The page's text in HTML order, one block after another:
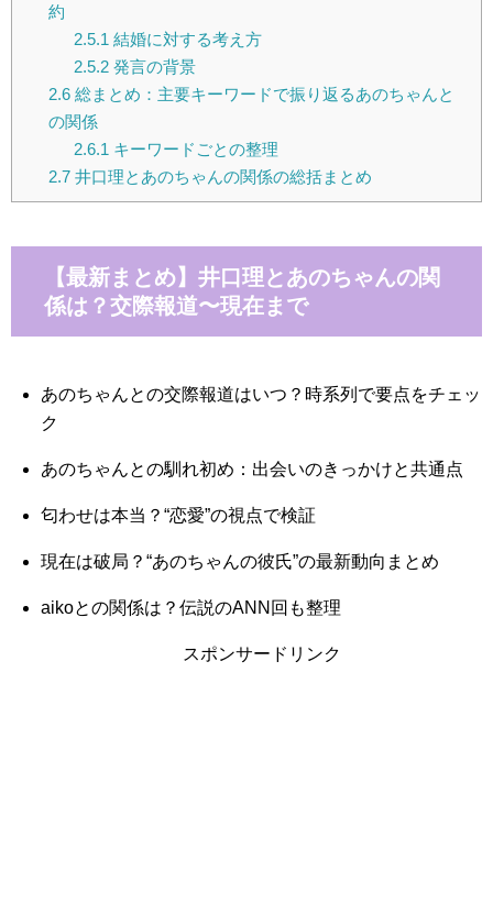
約
2.5.1 結婚に対する考え方
2.5.2発言の背景
2.6総まとめ：主要キーワードで振り返るあのちゃんと
の関係
2.6.1 キーワードごとの整理
2.7井口理とあのちゃんの関係の総括まとめ
【最新まとめ】井口理とあのちゃんの関
係は？交際報道〜現在まで
あのちゃんとの交際報道はいつ？時系列で要点をチェッ
ク
あのちゃんとの馴れ初め：出会いのきっかけと共通点
匂わせは本当？“恋愛”の視点で検証
現在は破局？“あのちゃんの彼氏”の最新動向まとめ
aikoとの関係は？伝説のANN回も整理
スポンサードリンク